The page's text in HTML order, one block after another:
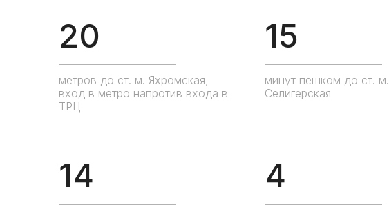
20
метров до ст. м. Яхромская,
вход в метро напротив входа в
ТРЦ
15
минут пешком до ст. м.
Селигерская
14 4